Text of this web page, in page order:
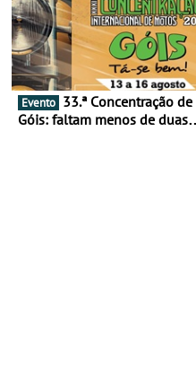
Evento
Góis: faltam menos de duas